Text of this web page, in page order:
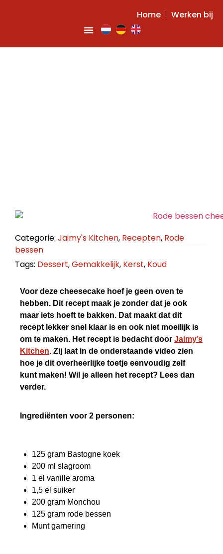
Home Werken bij
Categorie: Jaimy's Kitchen, Recepten, Rode
bessen
Tags: Dessert,Gemakkelijk, Kerst, Koud
Voor deze cheesecake hoef je geen oven te
hebben. Dit recept maak je zonder dat je ook
maar iets hoeft te bakken. Dat maakt dat dit
recept lekker snel klaar is en ook niet moeilijk is
om te maken. Het recept is bedacht door Jaimy’s
Kitchen. Zij laat in de onderstaande video zien
hoe je dit overheerlijke toetje eenvoudig zelf
kunt maken! Wil je alleen het recept? Lees dan
verder.
Ingrediënten voor 2 personen:
125 gram Bastogne koek
200 ml slagroom
1 el vanille aroma
1,5 el suiker
200 gram Monchou
125 gram rode bessen
Munt garnering